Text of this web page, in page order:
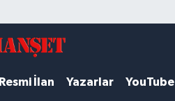
Resmi İlan Yazarlar YouTube